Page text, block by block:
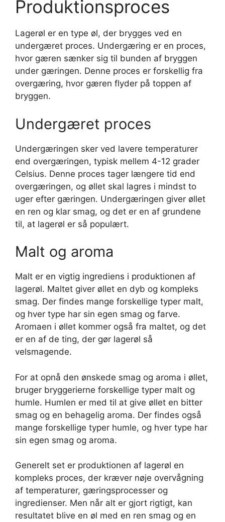
Produktionsproces
Lagerøl er en type øl, der brygges ved en
undergæret proces. Undergæring er en proces,
hvor gæren sænker sig til bunden af bryggen
under gæringen. Denne proces er forskellig fra
overgæring, hvor gæren flyder på toppen af
bryggen.
Undergæret proces
Undergæringen sker ved lavere temperaturer
end overgæringen, typisk mellem 4-12 grader
Celsius. Denne proces tager længere tid end
overgæringen, og øllet skal lagres i mindst to
uger efter gæringen. Undergæringen giver øllet
en ren og klar smag, og det er en af grundene
til, at lagerøl er så populært.
Malt og aroma
Malt er en vigtig ingrediens i produktionen af
lagerøl. Maltet giver øllet en dyb og kompleks
smag. Der findes mange forskellige typer malt,
og hver type har sin egen smag og farve.
Aromaen i øllet kommer også fra maltet, og det
er en af de ting, der gør lagerøl så
velsmagende.
For at opnå den ønskede smag og aroma i øllet,
bruger bryggerierne forskellige typer malt og
humle. Humlen er med til at give øllet en bitter
smag og en behagelig aroma. Der findes også
mange forskellige typer humle, og hver type har
sin egen smag og aroma.
Generelt set er produktionen af lagerøl en
kompleks proces, der kræver nøje overvågning
af temperaturer, gæringsprocesser og
ingredienser. Men når alt er gjort rigtigt, kan
resultatet blive en øl med en ren smag og en